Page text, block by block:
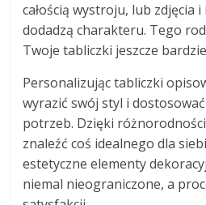
całością wystroju, lub zdjęcia
dodadzą charakteru. Tego
Twoje tabliczki jeszcze
Personalizując tabliczki
wyrazić swój styl i
potrzeb. Dzięki
znaleźć coś idealnego dla
estetyczne elementy
niemal nieograniczone, a